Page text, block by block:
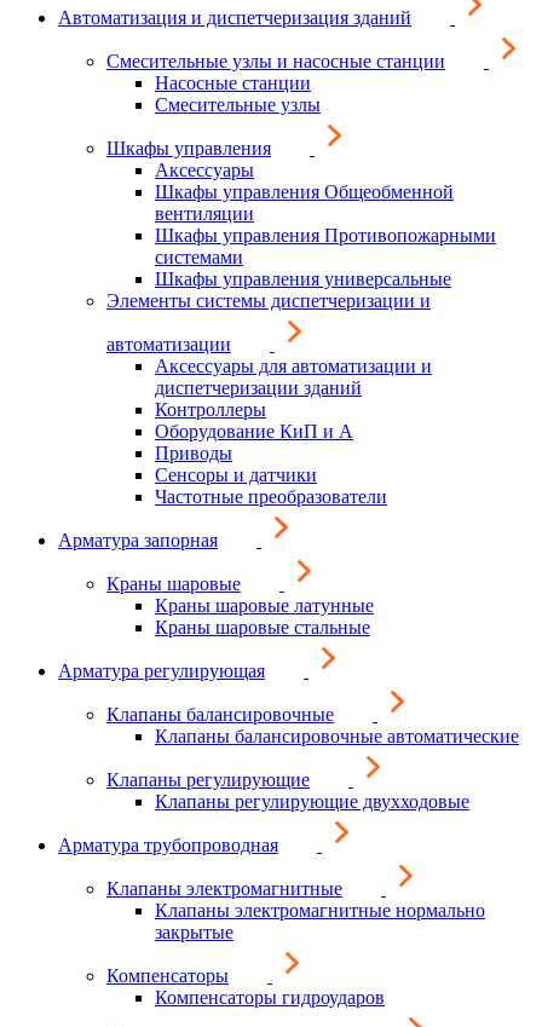
Автоматизация и диспетчеризация зданий
Смесительные узлы и насосные станции
Насосные станции
Смесительные узлы
Шкафы управления
Аксессуары
Шкафы управления Общеобменной
вентиляции
Шкафы управления Противопожарными
системами
Шкафы управления универсальные
Элементы системы диспетчеризации и
автоматизации
Аксессуары для автоматизации и
диспетчеризации зданий
Контроллеры
Оборудование КиП и А
Приводы
Сенсоры и датчики
Частотные преобразователи
Арматура запорная
Краны шаровые
Краны шаровые латунные
Краны шаровые стальные
Арматура регулирующая
Клапаны балансировочные
Клапаны балансировочные автоматические
Клапаны регулирующие
Клапаны регулирующие двухходовые
Арматура трубопроводная
Клапаны электромагнитные
Клапаны электромагнитные нормально
закрытые
Компенсаторы
Компенсаторы гидроударов